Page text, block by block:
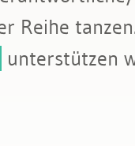
und
Reihe
unterstützen